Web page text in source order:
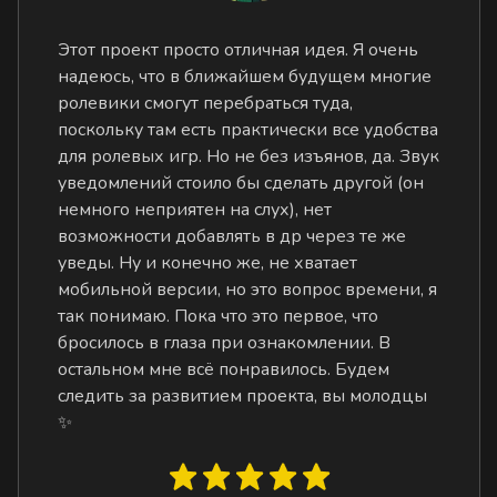
Этот проект просто отличная идея. Я очень
надеюсь, что в ближайшем будущем многие
ролевики смогут перебраться туда,
поскольку там есть практически все удобства
для ролевых игр. Но не без изъянов, да. Звук
уведомлений стоило бы сделать другой (он
немного неприятен на слух), нет
возможности добавлять в др через те же
уведы. Ну и конечно же, не хватает
мобильной версии, но это вопрос времени, я
так понимаю. Пока что это первое, что
бросилось в глаза при ознакомлении. В
остальном мне всё понравилось. Будем
следить за развитием проекта, вы молодцы
✨